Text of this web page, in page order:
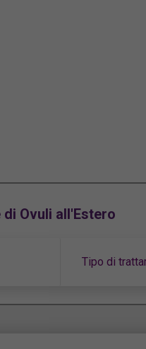
di Ovuli all'Estero
Tipo di